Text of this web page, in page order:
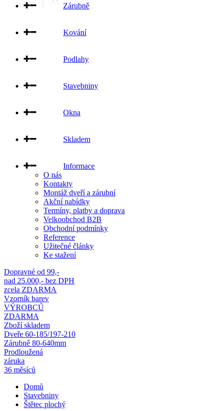
Zárubně
Kování
Podlahy
Stavebniny
Okna
Skladem
Informace
O nás
Kontakty
Montáž dveří a zárubní
Akční nabídky
Termíny, platby a doprava
Velkoobchod B2B
Obchodní podmínky
Reference
Užitečné články
Ke stažení
Dopravné od 99,-
nad 25.000,- bez DPH
zcela ZDARMA
Vzorník barev
VÝROBCŮ
ZDARMA
Zboží skladem
Dveře 60-185/197-210
Zárubně 80-640mm
Prodloužená
záruka
36 měsíců
Domů
Stavebniny
Štětec plochý